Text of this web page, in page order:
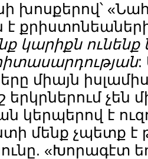
խոսքերով՝
է
կարիքն
:
միայն
երկրներում
կերպերով է
մենք չպետք է
«Խորագէտ